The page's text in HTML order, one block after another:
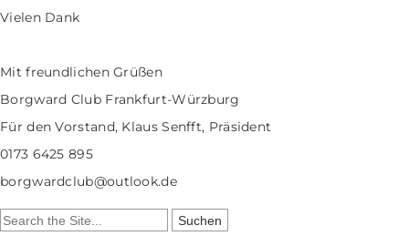
Vielen Dank
Mit freundlichen Grüßen
Borgward Club Frankfurt-Würzburg
Für den Vorstand, Klaus Senfft, Präsident
0173 6425 895
borgwardclub@outlook.de
Search
for: